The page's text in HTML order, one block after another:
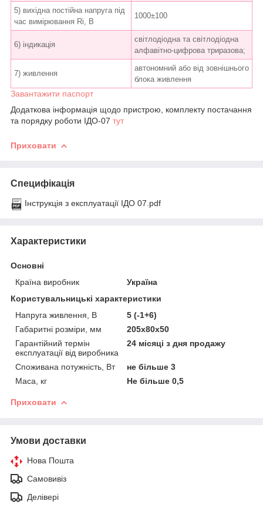
5) вихідна постійна напруга під
час вимірювання Ri, В
1000±100
6) індикація
світлодіодна та світлодіодна
алфавітно-цифрова триразова;
7) живлення
автономний або від зовнішнього
блока живлення
Завантажити паспорт
Додаткова інформація щодо пристрою, комплекту постачання
та порядку роботи ІДО-07 тут
Приховати
Специфікація
Інструкція з експлуатації ІДО 07.pdf
Характеристики
Основні
Країна виробник
Україна
Користувальницькі характеристики
Напруга живлення, В
5 (-1+6)
Габаритні розміри, мм
205х80х50
Гарантійний термін
експлуатації від виробника
24 місяці з дня продажу
Споживана потужність, Вт
не більше 3
Маса, кг
Не більше 0,5
Приховати
Умови доставки
Нова Пошта
Самовивіз
Делівері